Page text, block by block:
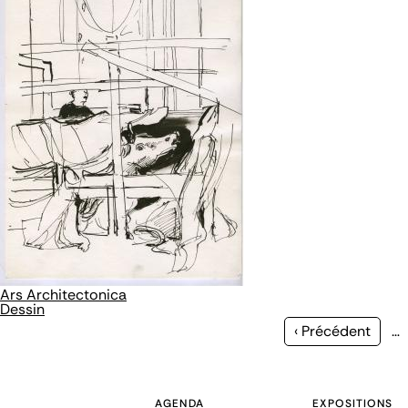
Ars Architectonica
Dessin
Page
‹ Précédent …
AGENDA EXPOSITIONS